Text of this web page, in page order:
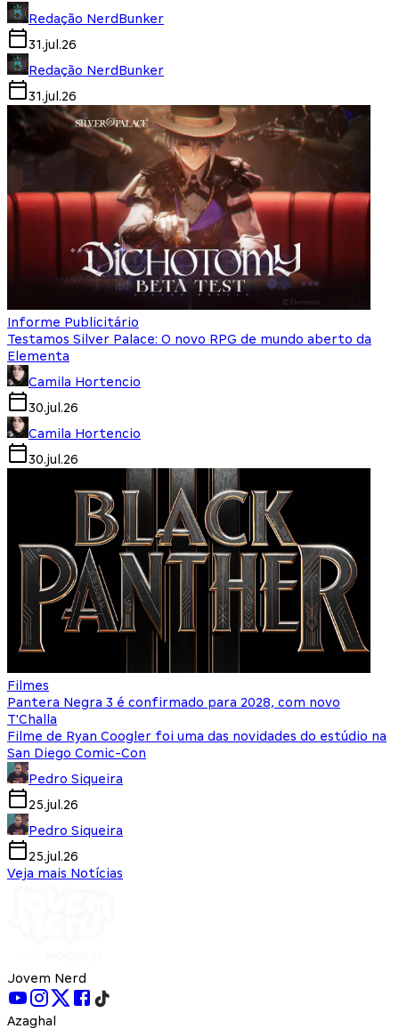
Redação NerdBunker
31.jul.26
Redação NerdBunker
31.jul.26
Informe Publicitário
Testamos Silver Palace: O novo RPG de mundo aberto da
Elementa
Camila Hortencio
30.jul.26
Camila Hortencio
30.jul.26
Filmes
Pantera Negra 3 é confirmado para 2028, com novo
T'Challa
Filme de Ryan Coogler foi uma das novidades do estúdio na
San Diego Comic-Con
Pedro Siqueira
25.jul.26
Pedro Siqueira
25.jul.26
Veja mais Notícias
Jovem Nerd
Azaghal